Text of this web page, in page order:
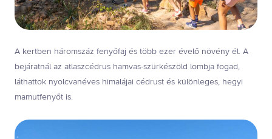
A kertben háromszáz fenyőfaj és több ezer évelő növény él. A
bejáratnál az atlaszcédrus hamvas-szürkészöld lombja fogad,
láthattok nyolcvanéves himalájai cédrust és különleges, hegyi
mamutfenyőt is.